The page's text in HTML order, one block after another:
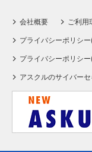
会社概要 ご利用
プライバシーポリシ
プライバシーポリシ
アスクルのサイバー